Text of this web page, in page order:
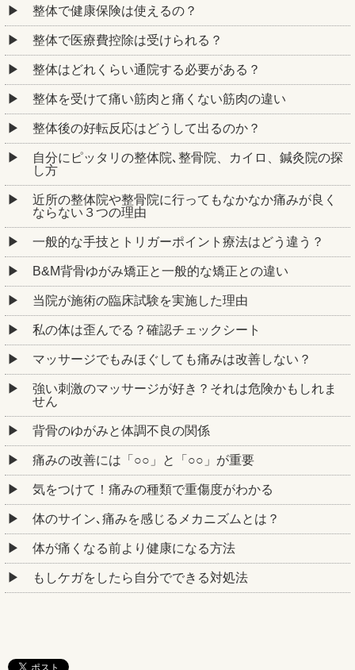
整体で健康保険は使えるの？
整体で医療費控除は受けられる？
整体はどれくらい通院する必要がある？
整体を受けて痛い筋肉と痛くない筋肉の違い
整体後の好転反応はどうして出るのか？
自分にピッタリの整体院､整骨院、カイロ、鍼灸院の探
し方
近所の整体院や整骨院に行ってもなかなか痛みが良く
ならない３つの理由
一般的な手技とトリガーポイント療法はどう違う？
B&M背骨ゆがみ矯正と一般的な矯正との違い
当院が施術の臨床試験を実施した理由
私の体は歪んでる？確認チェックシート
マッサージでもみほぐしても痛みは改善しない？
強い刺激のマッサージが好き？それは危険かもしれま
せん
背骨のゆがみと体調不良の関係
痛みの改善には「○○」と「○○」が重要
気をつけて！痛みの種類で重傷度がわかる
体のサイン､痛みを感じるメカニズムとは？
体が痛くなる前より健康になる方法
もしケガをしたら自分でできる対処法